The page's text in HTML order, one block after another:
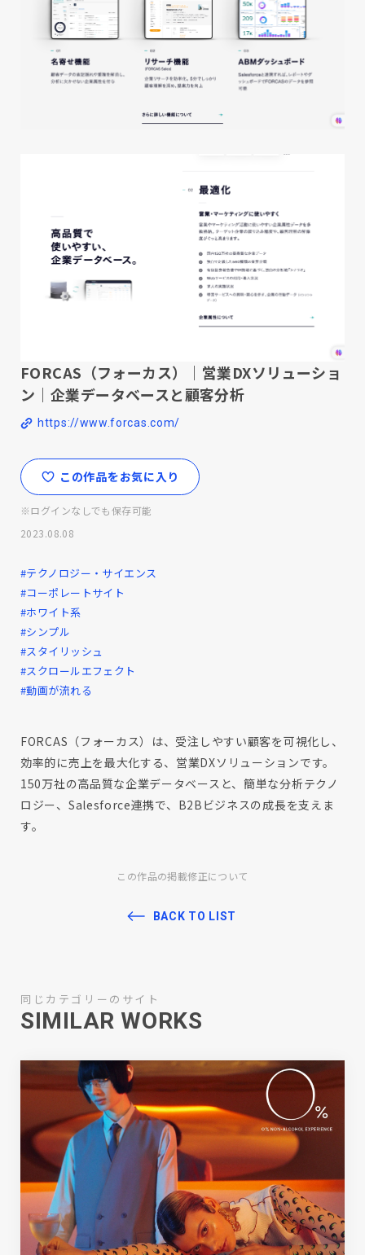
FORCAS（フォーカス）｜営業DXソリューショ
ン｜企業データベースと顧客分析
https://www.forcas.com/
この作品をお気に入り
※ログインなしでも保存可能
2023.08.08
#テクノロジー・サイエンス
#コーポレートサイト
#ホワイト系
#シンプル
#スタイリッシュ
#スクロールエフェクト
#動画が流れる
FORCAS（フォーカス）は、受注しやすい顧客を可視化し、
効率的に売上を最大化する、営業DXソリューションです。
150万社の高品質な企業データベースと、簡単な分析テクノ
ロジー、Salesforce連携で、B2Bビジネスの成長を支えま
す。
この作品の掲載修正について
BACK TO LIST
同じカテゴリーのサイト
SIMILAR WORKS